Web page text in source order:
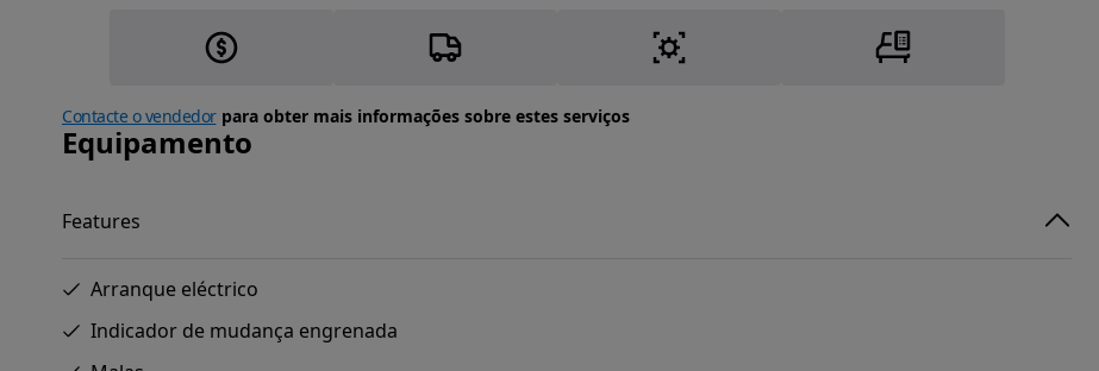
Contacte o vendedorpara obter mais informações sobre estes serviços
Equipamento
Features
Arranque eléctrico
Indicador de mudança engrenada